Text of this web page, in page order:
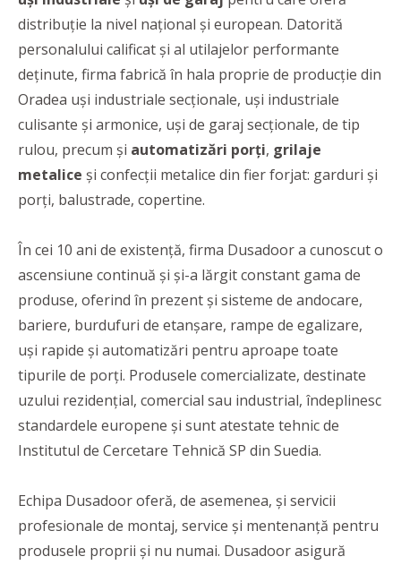
distribuție la nivel național și european. Datorită
personalului calificat și al utilajelor performante
deținute, firma fabrică în hala proprie de producție din
Oradea uși industriale secționale, uși industriale
culisante și armonice, uși de garaj secționale, de tip
rulou, precum și automatizări porți, grilaje
metalice și confecții metalice din fier forjat: garduri și
porți, balustrade, copertine.
În cei 10 ani de existență, firma Dusadoor a cunoscut o
ascensiune continuă și și-a lărgit constant gama de
produse, oferind în prezent și sisteme de andocare,
bariere, burdufuri de etanșare, rampe de egalizare,
uși rapide și automatizări pentru aproape toate
tipurile de porți. Produsele comercializate, destinate
uzului rezidențial, comercial sau industrial, îndeplinesc
standardele europene și sunt atestate tehnic de
Institutul de Cercetare Tehnică SP din Suedia.
Echipa Dusadoor oferă, de asemenea, și servicii
profesionale de montaj, service și mentenanță pentru
produsele proprii și nu numai. Dusadoor asigură